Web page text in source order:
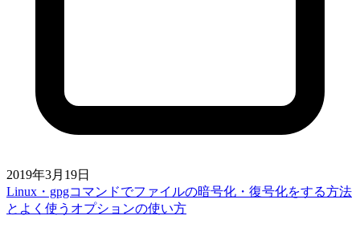
2019年3月19日
Linux・gpgコマンドでファイルの暗号化・復号化をする方法
とよく使うオプションの使い方